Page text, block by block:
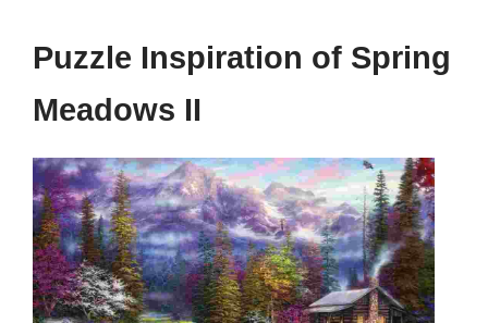
Puzzle Inspiration of Spring
Meadows II